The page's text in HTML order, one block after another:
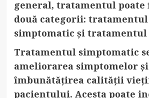
general, tratamentul
două categorii: tratamentul
simptomatic și tratamentul
Tratamentul simptomatic
ameliorarea simptomelor și
îmbunătățirea calității
pacientului. Acesta poate